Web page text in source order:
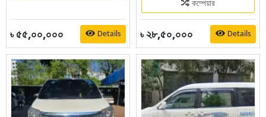
৳ ৫৫,০০,০০০ Details
কম্পেয়ার
৳ ২৮,৫০,০০০ Details